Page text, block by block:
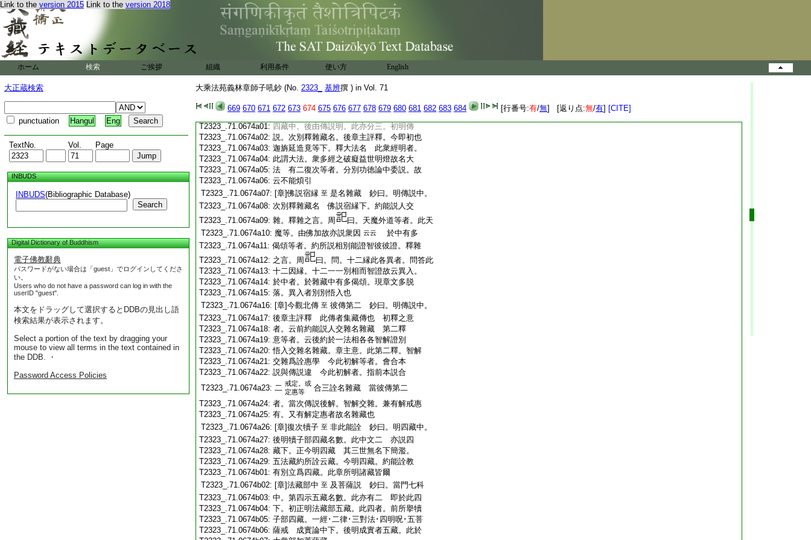
Link to the version 2015 Link to the version 2018
ホーム 検索 ご挨拶 組織 利用条件 使い方 English
大正蔵検索
punctuation Hangul Eng
TextNo. Vol. Page
INBUDS
INBUDS(Bibliographic Database)
Search
Digital Dictionary of Buddhism
電子佛教辭典
パスワードがない場合は「guest」でログインしてくださ
い。
Users who do not have a password can log in with the
userID "guest".
本文をドラッグして選択するとDDBの見出し語
検索結果が表示されます。
Select a portion of the text by dragging your
mouse to view all terms in the text contained in
the DDB. ・
Password Access Policies
大乘法苑義林章師子吼鈔 (No. 2323_ 基辨撰 ) in Vol. 71
669 670 671 672 673 674 675 676 677 678 679 680 681 682 683 684 [行番号:有/無] [返り点:無/有] [CITE]
T2323_.71.0673c20: [章]或説四藏
廣解四別 鈔曰。當門七科
T2323_.71.0673c21: 中。第三示四藏名字。此中大分二。初明大
T2323_.71.0673c22:衆部四藏。後明犢子部四藏。初中二文。初
T2323_.71.0673c23:
由本説明。後由傳説明。即初也 僧祗律
者。四十二 十紙 分別功徳經者。失譯人名。
T2323_.71.0673c25:附後漢録。有三卷八十四紙。名分別功徳
T2323_.71.0673c26: 論。上卷 九紙 申四藏 同大衆部等者。與窟
T2323_.71.0673c27:外結集大衆部四藏。律及功徳經説四藏全
T2323_.71.0673c28:
T2323_.71.0673c29: [章]集藏傳説 至 不能煩引 鈔曰。明大衆部
T2323_.71.0674a01: 四藏中。後由傳説明。此亦分三。初明傳
T2323_.71.0674a02: 説。次別釋雜藏名。後章主評釋。今即初也
T2323_.71.0674a03: 迦旃延造竟等下。釋大法名 此衆經明者。
T2323_.71.0674a04: 此謂大法。衆多經之破癡益世明燈故名大
T2323_.71.0674a05: 法 有二復次等者。分別功徳論中委説。故
T2323_.71.0674a06: 云不能煩引
T2323_.71.0674a07: [章]佛説宿縁 至 是名雜藏 鈔曰。明傳説中。
T2323_.71.0674a08: 次別釋雜藏名 佛説宿縁下。約能説人交
T2323_.71.0674a09: 雜。釋雜之言。周
曰。天魔外道等者。此天
T2323_.71.0674a10: 魔等。由佛加故亦説衆因 云云
於中有多
T2323_.71.0674a11: 偈頌等者。約所説相別能證智彼彼證。釋雜
T2323_.71.0674a12: 之言。周
曰。問。十二縁此各異者。問答此
T2323_.71.0674a13: 十二因縁。十二一一別相而智證故云異入。
T2323_.71.0674a14: 於中者。於雜藏中有多偈頌。現章文多脱
T2323_.71.0674a15: 落。異入者別別悟入也
T2323_.71.0674a16: [章]今觀北傳 至 彼傳第二 鈔曰。明傳説中。
T2323_.71.0674a17: 後章主評釋 此傳者集藏傳也 初釋之意
T2323_.71.0674a18: 者。云前約能説人交雜名雜藏 第二釋
T2323_.71.0674a19: 意等者。云後約於一法相各各智解證別
T2323_.71.0674a20:悟入交雜名雜藏。章主意。此第二釋。智解
T2323_.71.0674a21: 交雜爲詮惠學 今此初解等者。會合本
T2323_.71.0674a22: 説與傳説違 今此初解者。指前本説合
T2323_.71.0674a23: 二 戒定。或
定惠等
合三詮名雜藏 當彼傳第二
T2323_.71.0674a24: 者。當次傳説後解。智解交雜。兼有解戒惠
T2323_.71.0674a25: 有。又有解定惠者故名雜藏也
T2323_.71.0674a26: [章]復次犢子 至 非此能詮 鈔曰。明四藏中。
T2323_.71.0674a27: 後明犢子部四藏名數。此中文二 亦説四
T2323_.71.0674a28: 藏下。正今明四藏 其三世無名下簡濫。
T2323_.71.0674a29: 五法藏約所詮云藏。今明四藏。約能詮教
T2323_.71.0674b01: 有別立爲四藏。此章所明諸藏皆爾
T2323_.71.0674b02: [章]法藏部中 至 及菩薩説 鈔曰。當門七科
T2323_.71.0674b03: 中。第四示五藏名數。此亦有二 即於此四
T2323_.71.0674b04: 下。初正明法藏部五藏。此四者。前所擧犢
T2323_.71.0674b05: 子部四藏。一經･二律･三對法･四明呪･五菩
T2323_.71.0674b06: 薩戒 成實論中下。後明成實者五藏。此於